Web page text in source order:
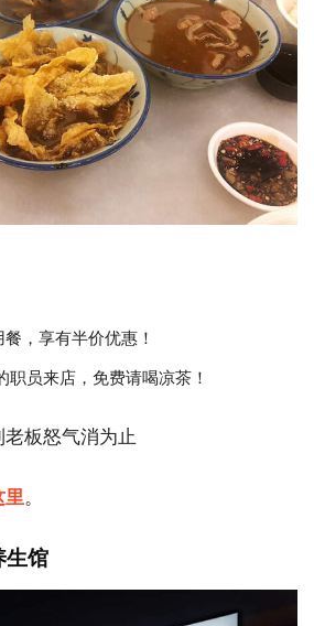
，享有半价优惠！
员来店，免费请喝凉茶！
老板怒气消为止
里。
生馆